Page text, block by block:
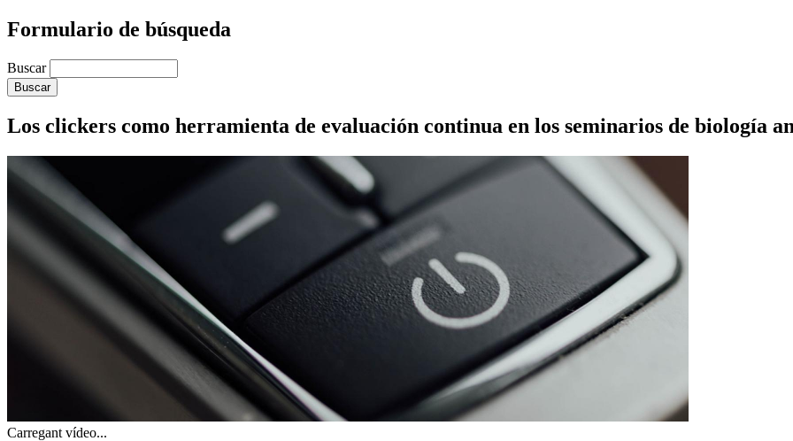
Formulario de búsqueda
Buscar
Los clickers como herramienta de evaluación continua en los seminarios de biología
Carregant vídeo...